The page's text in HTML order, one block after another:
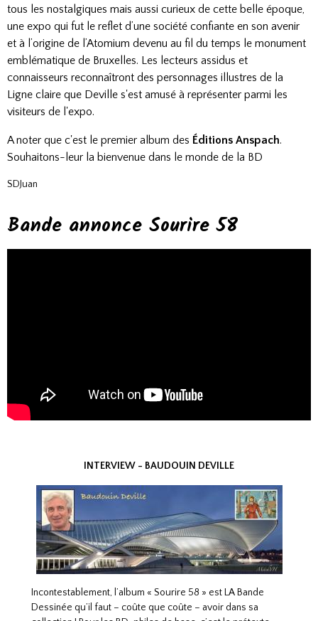
tous les nostalgiques mais aussi curieux de cette belle époque,
une expo qui fut le reflet d’une société confiante en son avenir
et à l’origine de l’Atomium devenu au fil du temps le monument
emblématique de Bruxelles. Les lecteurs assidus et
connaisseurs reconnaîtront des personnages illustres de la
Ligne claire que Deville s'est amusé à représenter parmi les
visiteurs de l'expo.
A noter que c'est le premier album des Éditions Anspach.
Souhaitons-leur la bienvenue dans le monde de la BD
SDJuan
Bande annonce Sourire 58
INTERVIEW - BAUDOUIN DEVILLE
Incontestablement, l’album « Sourire 58 » est LA Bande
Dessinée qu’il faut – coûte que coûte – avoir dans sa